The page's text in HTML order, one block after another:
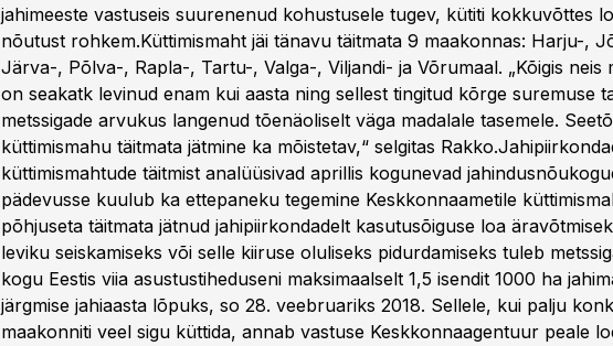
jahimeeste vastuseis suurenenud kohustusele tugev, kütiti kokkuvõttes
nõutust rohkem.Küttimismaht jäi tänavu täitmata 9 maakonnas: Harju-,
Järva-, Põlva-, Rapla-, Tartu-, Valga-, Viljandi- ja Võrumaal. „Kõigis neis
on seakatk levinud enam kui aasta ning sellest tingitud kõrge suremuse
metssigade arvukus langenud tõenäoliselt väga madalale tasemele.
küttimismahu täitmata jätmine ka mõistetav,“ selgitas
küttimismahtude täitmist analüüsivad aprillis kogunevad
pädevusse kuulub ka ettepaneku tegemine Keskkonnaametile
põhjuseta täitmata jätnud jahipiirkondadelt kasutusõiguse loa
leviku seiskamiseks või selle kiiruse oluliseks pidurdamiseks tuleb
kogu Eestis viia asustustiheduseni maksimaalselt 1,5 isendit 1000 ha
järgmise jahiaasta lõpuks, so 28. veebruariks 2018. Sellele, kui palju
maakonniti veel sigu küttida, annab vastuse Keskkonnaagentuur peale